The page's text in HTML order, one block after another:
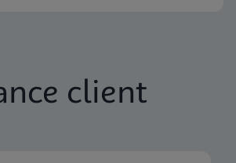
client